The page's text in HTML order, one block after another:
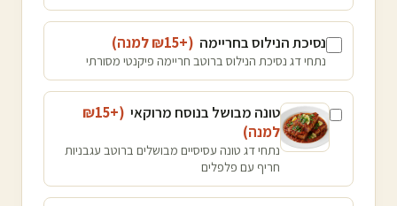
נסיכת הנילוס בחריימה (+₪
15 למנה)
נתחי דג נסיכת הנילוס ברוטב חריימה פיקנטי מסורתי
טונה מבושל בנוסח מרוקאי (+₪
15
למנה)
נתחי דג טונה עסיסיים מבושלים ברוטב עגבניות
חריף עם פלפלים